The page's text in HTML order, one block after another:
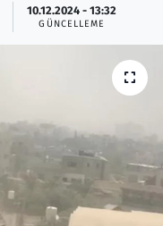
10.12.2024 - 13:32
GÜNCELLEME